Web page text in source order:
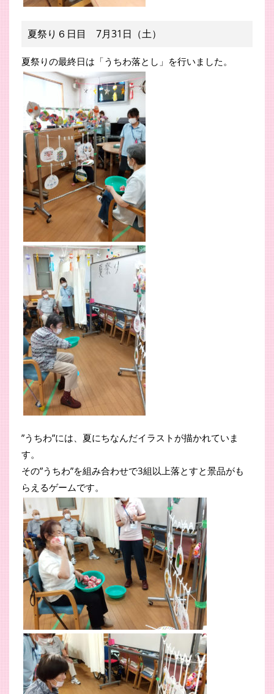
夏祭り６日目 7月31日（土）
夏祭りの最終日は「うちわ落とし」を行いました。
”うちわ”には、夏にちなんだイラストが描かれていま
す。
その”うちわ”を組み合わせで3組以上落とすと景品がも
らえるゲームです。